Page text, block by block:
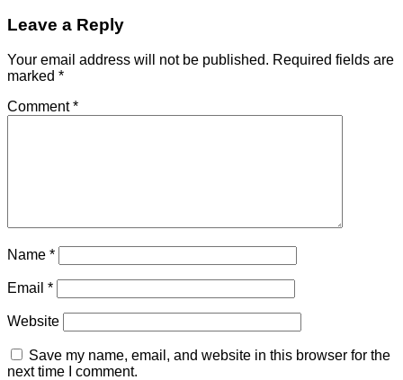
Leave a Reply
Your email address will not be published. Required fields are
marked *
Comment*
Name *
Email *
Website
Save my name, email, and website in this browser for the
next time I comment.